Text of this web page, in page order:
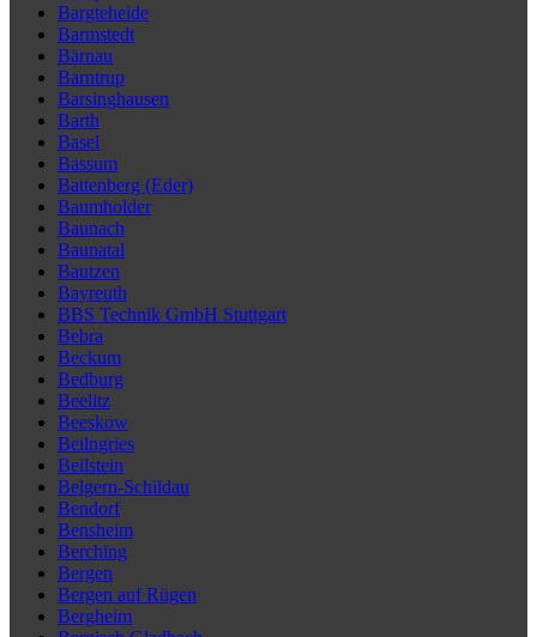
Bargteheide
Barmstedt
Bärnau
Barntrup
Barsinghausen
Barth
Basel
Bassum
Battenberg (Eder)
Baumholder
Baunach
Baunatal
Bautzen
Bayreuth
BBS Technik GmbH Stuttgart
Bebra
Beckum
Bedburg
Beelitz
Beeskow
Beilngries
Beilstein
Belgern-Schildau
Bendorf
Bensheim
Berching
Bergen
Bergen auf Rügen
Bergheim